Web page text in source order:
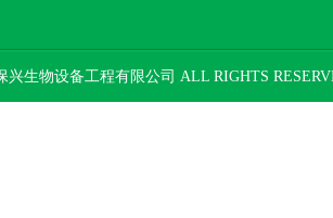
兴生物设备工程有限公司 ALL RIGHTS